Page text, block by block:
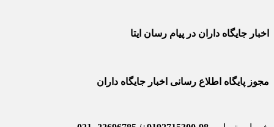
اخبار جایگاه داران در پیام رسان ایتا
مجوز پایگاه اطلاع رسانی اخبار جایگاه داران